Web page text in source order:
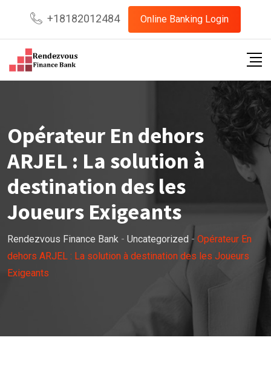
content
+18182012484 Online Banking Login
Opérateur En dehors
ARJEL : La solution à
destination des les
Joueurs Exigeants
Rendezvous Finance Bank - Uncategorized - Opérateur En
dehors ARJEL : La solution à destination des les Joueurs
Exigeants